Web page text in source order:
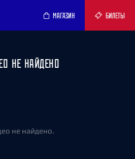
МАГАЗИН БИЛЕТЫ
НЕ НАЙДЕНО
не найдено.